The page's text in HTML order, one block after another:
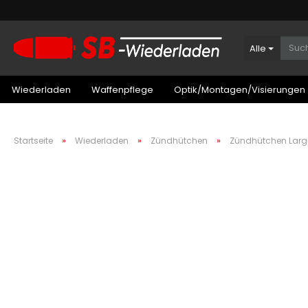
Alle
Wiederladen Waffenpflege Optik/Montagen/Visierungen
Startseite » Wiederladen » Zündhütchen » Zündhütchen